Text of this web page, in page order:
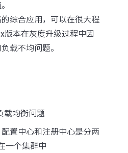
综合应用，可以在很大程
版本在灰度升级过程中因
载不均问题。
载均衡问题
置中心和注册中心是分两
一个集群中